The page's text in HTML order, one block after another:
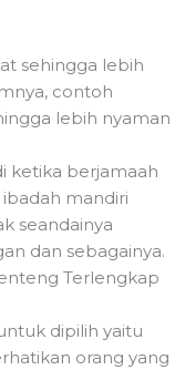
sehingga lebih
contoh
lebih nyaman
ketika berjamaah
mandiri
seandainya
dan sebagainya.
dipilih yaitu
orang yang